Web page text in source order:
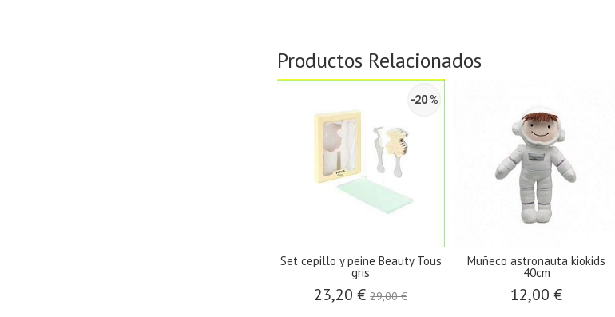
Productos Relacionados
-20 %
Set cepillo y peine Beauty Tous
gris
23,20 €29,00 €
Muñeco astronauta kiokids
40cm
12,00 €